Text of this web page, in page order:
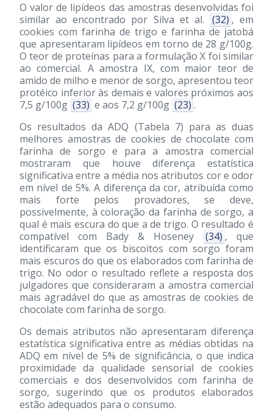
O valor de lipídeos das amostras desenvolvidas foi
similar ao encontrado por Silva et al.
(32) , em
cookies com farinha de trigo e farinha de jatobá
que apresentaram lipídeos em torno de 28 g/100g.
O teor de proteínas para a formulação X foi similar
ao comercial. A amostra IX, com maior teor de
amido de milho e menor de sorgo, apresentou teor
protéico inferior às demais e valores próximos aos
7,5 g/100g (33) e aos 7,2 g/100g (23) .
Os resultados da ADQ (Tabela 7) para as duas
melhores amostras de cookies de chocolate com
farinha de sorgo e para a amostra comercial
mostraram que houve diferença estatística
significativa entre a média nos atributos cor e odor
em nível de 5%. A diferença da cor, atribuída como
mais forte pelos provadores, se deve,
possivelmente, à coloração da farinha de sorgo, a
qual é mais escura do que a de trigo. O resultado é
compatível com Bady & Hoseney
(34) , que
identificaram que os biscoitos com sorgo foram
mais escuros do que os elaborados com farinha de
trigo. No odor o resultado reflete a resposta dos
julgadores que consideraram a amostra comercial
mais agradável do que as amostras de cookies de
chocolate com farinha de sorgo.
Os demais atributos não apresentaram diferença
estatística significativa entre as médias obtidas na
ADQ em nível de 5% de significância, o que indica
proximidade da qualidade sensorial de cookies
comerciais e dos desenvolvidos com farinha de
sorgo, sugerindo que os produtos elaborados
estão adequados para o consumo.